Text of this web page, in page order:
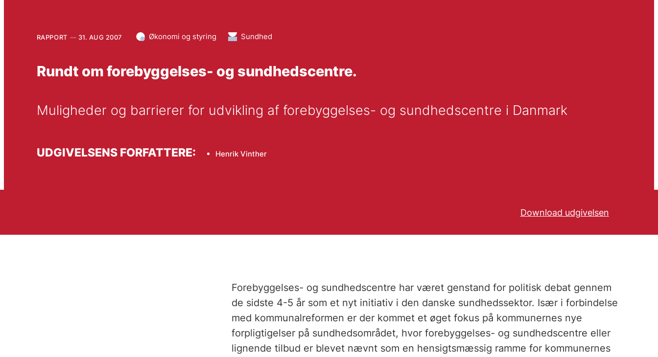
RAPPORT 31. AUG 2007 Økonomi og styring Sundhed
Rundt om forebyggelses- og sundhedscentre.
Muligheder og barrierer for udvikling af forebyggelses- og sundhedscentre i Danmark
UDGIVELSENS FORFATTERE: Henrik Vinther
Download udgivelsen
Forebyggelses- og sundhedscentre har været genstand for politisk debat gennem
de sidste 4-5 år som et nyt initiativ i den danske sundhedssektor. Især i forbindelse
med kommunalreformen er der kommet et øget fokus på kommunernes nye
forpligtigelser på sundhedsområdet, hvor forebyggelses- og sundhedscentre eller
lignende tilbud er blevet nævnt som en hensigtsmæssig ramme for kommunernes